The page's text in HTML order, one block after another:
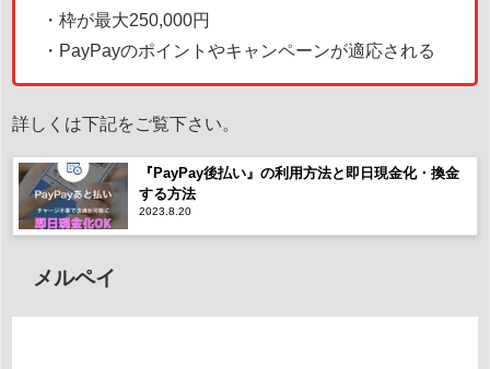
・枠が最大250,000円
・PayPayのポイントやキャンペーンが適応される
詳しくは下記をご覧下さい。
『PayPay後払い』の利用方法と即日現金化・換金
する方法
2023.8.20
メルペイ